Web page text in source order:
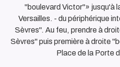
"boulevard Victor"» jusqu'à
Versailles. - du périphérique
Sèvres". Au feu, prendre à
Sèvres" puis première à droite
Place de la Porte